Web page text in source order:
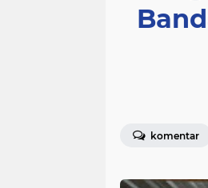
komentar